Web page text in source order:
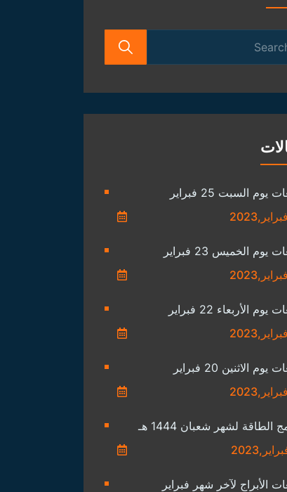
يوم السبت 25 فبراير
يوم الخميس 23 فبراير
يوم الأربعاء 22 فبراير
الاثنين 20 فبراير
الطاقة لشهر شعبان 1444 هـ
الأبراج لآخر شهر فبراير